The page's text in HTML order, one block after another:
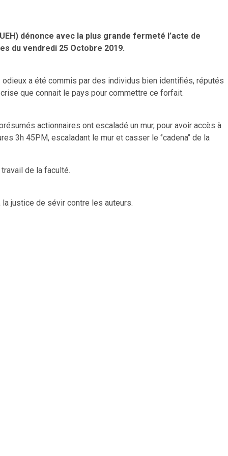
dénonce avec la plus grande fermeté l’acte de
du vendredi 25 Octobre 2019.
a été commis par des individus bien identifiés, réputés
que connait le pays pour commettre ce forfait.
actionnaires ont escaladé un mur, pour avoir accès à
3h 45PM, escaladant le mur et casser le ‘’cadena’’ de la
de la faculté.
la justice de sévir contre les auteurs.